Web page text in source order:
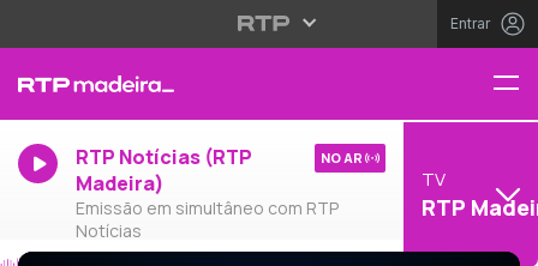
Entrar
RTP Notícias (RTP
Madeira)
Emissão em simultâneo com RTP
Notícias
NO AR
TV
RTP